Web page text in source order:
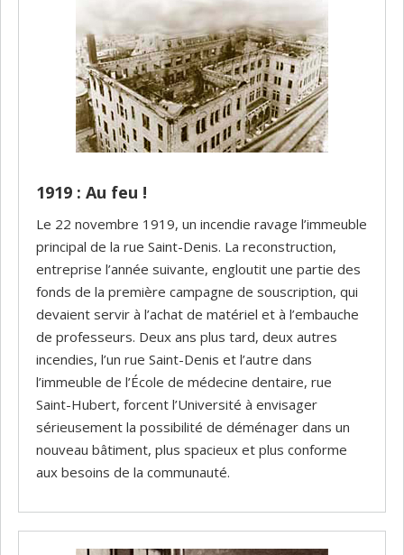
1919 : Au feu !
Le 22 novembre 1919, un incendie ravage l’immeuble
principal de la rue Saint-Denis. La reconstruction,
entreprise l’année suivante, engloutit une partie des
fonds de la première campagne de souscription, qui
devaient servir à l’achat de matériel et à l’embauche
de professeurs. Deux ans plus tard, deux autres
incendies, l’un rue Saint-Denis et l’autre dans
l’immeuble de l’École de médecine dentaire, rue
Saint-Hubert, forcent l’Université à envisager
sérieusement la possibilité de déménager dans un
nouveau bâtiment, plus spacieux et plus conforme
aux besoins de la communauté.